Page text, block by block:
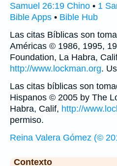
Samuel 26:19 Chino • 1
Bible Apps • Bible Hub
Las citas Bíblicas son
Américas © 1986, 1995,
Foundation, La Habra,
http://www.lockman.org.
Las citas bíblicas son
Hispanos © 2005 by The
Habra, Calif, http://
permiso.
Reina Valera Gómez (©
Contexto